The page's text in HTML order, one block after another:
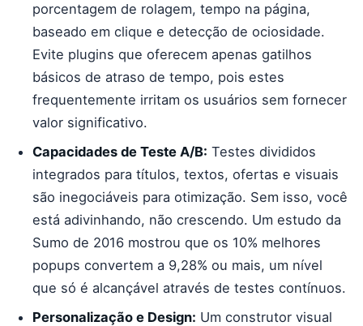
porcentagem de rolagem, tempo na página,
baseado em clique e detecção de ociosidade.
Evite plugins que oferecem apenas gatilhos
básicos de atraso de tempo, pois estes
frequentemente irritam os usuários sem fornecer
valor significativo.
Capacidades de Teste A/B: Testes divididos
integrados para títulos, textos, ofertas e visuais
são inegociáveis para otimização. Sem isso, você
está adivinhando, não crescendo. Um estudo da
Sumo de 2016 mostrou que os 10% melhores
popups convertem a 9,28% ou mais, um nível
que só é alcançável através de testes contínuos.
Personalização e Design: Um construtor visual